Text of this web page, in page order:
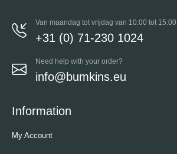
Van maandag tot vrijdag van 10:00 tot 15:00
+31 (0) 71-230 1024
Need help with your order?
info@bumkins.eu
Information
My Account